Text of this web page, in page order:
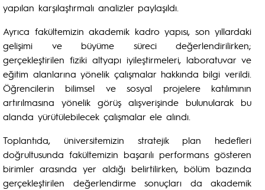
yapılan karşılaştırmalı analizler paylaşıldı.
Ayrıca fakültemizin akademik kadro yapısı, son yıllardaki
gelişimi ve büyüme süreci değerlendirilirken;
gerçekleştirilen fiziki altyapı iyileştirmeleri, laboratuvar ve
eğitim alanlarına yönelik çalışmalar hakkında bilgi verildi.
Öğrencilerin bilimsel ve sosyal projelere katılımının
artırılmasına yönelik görüş alışverişinde bulunularak bu
alanda yürütülebilecek çalışmalar ele alındı.
Toplantıda, üniversitemizin stratejik plan hedefleri
doğrultusunda fakültemizin başarılı performans gösteren
birimler arasında yer aldığı belirtilirken, bölüm bazında
gerçekleştirilen değerlendirme sonuçları da akademik